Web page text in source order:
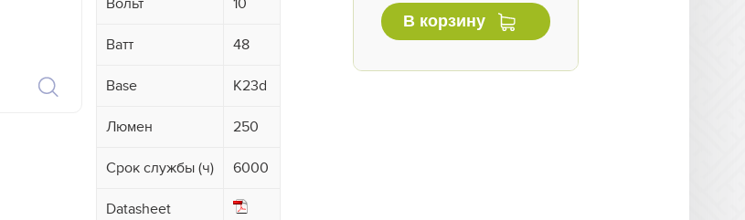
Вольт 10
Ватт 48
Base K23d
Люмен 250
Срок службы (ч) 6000
Datasheet
В корзину